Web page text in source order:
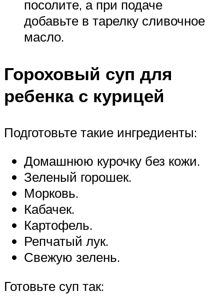
посолите, а при подаче
добавьте в тарелку сливочное
масло.
Гороховый суп для
ребенка с курицей
Подготовьте такие ингредиенты:
Домашнюю курочку без кожи.
Зеленый горошек.
Морковь.
Кабачек.
Картофель.
Репчатый лук.
Свежую зелень.
Готовьте суп так: